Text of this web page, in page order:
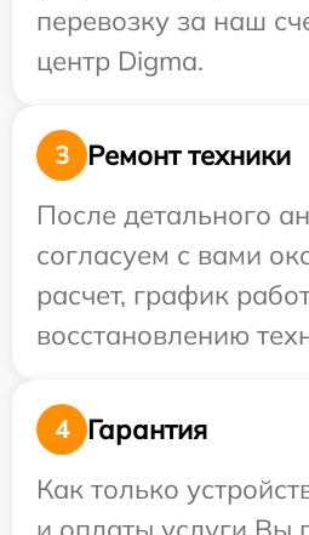
перевозку за наш
центр Digma.
3
Ремонт техники
После детального
согласуем с вами
расчет, график
восстановлению
4
Гарантия
Как только